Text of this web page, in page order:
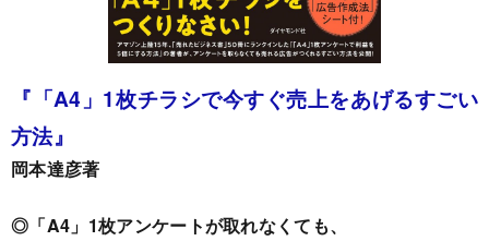
『「A4」1枚チラシで今すぐ売上をあげるすごい
方法』
岡本達彦著
◎「A4」1枚アンケートが取れなくても、